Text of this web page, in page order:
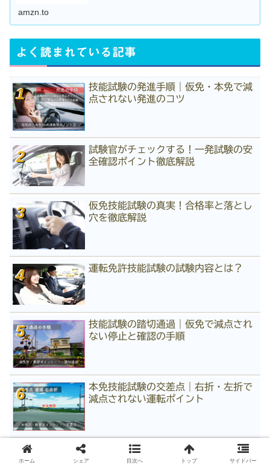
amzn.to
よく読まれている記事
技能試験の発進手順｜仮免・本免で減
点されない発進のコツ
試験官がチェックする！一発試験の安
全確認ポイント徹底解説
仮免技能試験の真実！合格率と落とし
穴を徹底解説
運転免許技能試験の試験内容とは？
技能試験の踏切通過｜仮免で減点され
ない停止と確認の手順
本免技能試験の交差点｜右折・左折で
減点されない運転ポイント
一発試験に落ちた人へ｜確実に免許を
取るための現実的な選択肢
ホーム シェア 目次へ トップ サイドバー